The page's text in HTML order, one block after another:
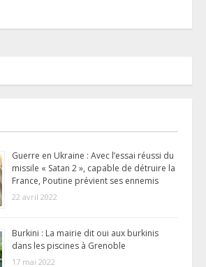
Guerre en Ukraine : Avec l’essai réussi du
missile « Satan 2 », capable de détruire la
France, Poutine prévient ses ennemis
22 avril 2022
Burkini : La mairie dit oui aux burkinis
dans les piscines à Grenoble
17 mai 2022